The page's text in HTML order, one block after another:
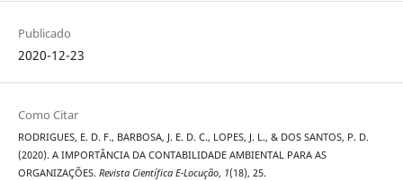
Publicado
2020-12-23
Como Citar
RODRIGUES, E. D. F., BARBOSA, J. E. D. C., LOPES, J. L., & DOS SANTOS, P. D.
(2020). A IMPORTÂNCIA DA CONTABILIDADE AMBIENTAL PARA AS
ORGANIZAÇÕES. Revista Científica E-Locução, 1(18), 25.